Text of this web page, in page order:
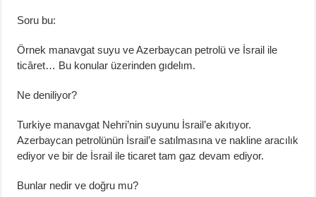
Soru bu:
Örnek manavgat suyu ve Azerbaycan petrolü ve İsrail ile
ticâret… Bu konular üzerinden gıdelım.
Ne deniliyor?
Turkiye manavgat Nehri’nin suyunu İsrail’e akıtıyor.
Azerbaycan petrolünün İsrail’e satılmasına ve nakline aracılık
ediyor ve bir de İsrail ile ticaret tam gaz devam ediyor.
Bunlar nedir ve doğru mu?